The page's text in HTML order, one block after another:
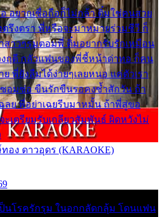
อยากเชื่อถือก็ไม่กล้า ติ๋มใช่คนสวย
ตรึงตรา พี่หรือจะมาหมายร่วมชีวี ก็
สาวๆรุมตอมพี่ ติ๋มอยากรับรักเหมือน
ฤดี กลัวแฟนของพี่ชี้หน้าด่าทอ ก็คน
พี่ยังลืมได้ง่ายๆเลยหนอ แค่ตัวเรา
อมซ่อ ขืนรักขืนรอคงช้ำสักวัน ถ้า
ลย พี่อย่าเฉยรีบมาหมั้น ถ้าพี่สู่ขอ
เตรียมรับเกลียวสัมพันธ์ ผิดหวังไม่
อง ดาวอุดร (KARAOKE)
ป็นโรครักรุม ในอกกลัดกลุ้ม โดนแฟน